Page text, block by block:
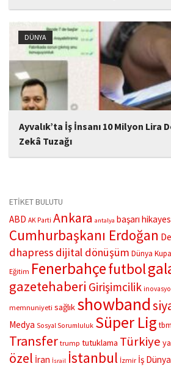
İstanbul Kadıköy'de bir eğlence
Yılmaz'ın yüzüne kolonya dökerek ateşe
kadın şüpheli tutuklandı.
DÜNYA
Ayvalık’ta İş İnsanı 10 Milyon Lira
Zekâ Tuzağı
Balıkesir Ayvalık’ta yaşayan iş insanı
fotoğraflarla güven kazandı. Olayın
ETİKET BULUTU
ABD AK Parti Ankara antalya başarı
Cumhurbaşkanı Erdoğan
dhapress dijital dönüşüm Dünya
Eğitim Fenerbahçefutbol
gazetehaberi Girişimcilik
memnuniyeti sağlık showband
Medya Sosyal Sorumluluk Süper Lig
Transfer trump tutuklama Türkiye
özel İran İsrail İstanbul İzmir İş